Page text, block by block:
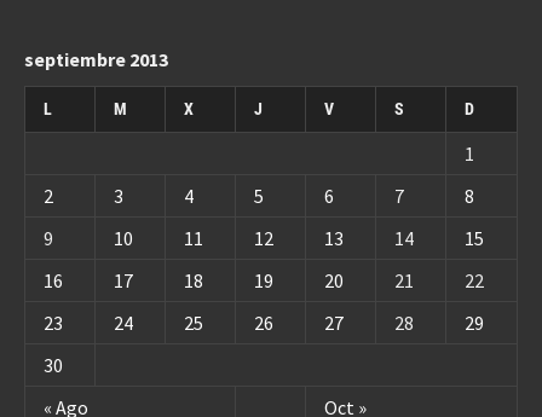
septiembre 2013
L M X J V S D
« Ago Oct »
1
2
3 4 5 6 7
8
9
10 11 12 13 14
15
16
17 18 19 20 21
22
23
24 25 26 27 28
29
30